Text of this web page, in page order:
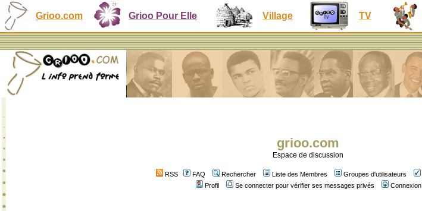
Grioo.com Grioo Pour Elle Village TV
grioo.com
Espace de discussion
RSS FAQ Rechercher Liste des Membres Groupes d'utilisateurs
Profil
Se connecter pour vérifier ses messages privés Connexion